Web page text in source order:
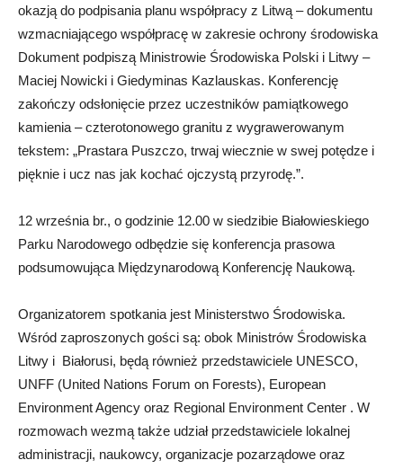
okazją do podpisania planu współpracy z Litwą – dokumentu
wzmacniającego współpracę w zakresie ochrony środowiska
Dokument podpiszą Ministrowie Środowiska Polski i Litwy –
Maciej Nowicki i Giedyminas Kazlauskas. Konferencję
zakończy odsłonięcie przez uczestników pamiątkowego
kamienia – czterotonowego granitu z wygrawerowanym
tekstem: „Prastara Puszczo, trwaj wiecznie w swej potędze i
pięknie i ucz nas jak kochać ojczystą przyrodę.”.
12 września br., o godzinie 12.00 w siedzibie Białowieskiego
Parku Narodowego odbędzie się konferencja prasowa
podsumowująca Międzynarodową Konferencję Naukową.
Organizatorem spotkania jest Ministerstwo Środowiska.
Wśród zaproszonych gości są: obok Ministrów Środowiska
Litwy i Białorusi, będą również przedstawiciele UNESCO,
UNFF (United Nations Forum on Forests), European
Environment Agency oraz Regional Environment Center . W
rozmowach wezmą także udział przedstawiciele lokalnej
administracji, naukowcy, organizacje pozarządowe oraz